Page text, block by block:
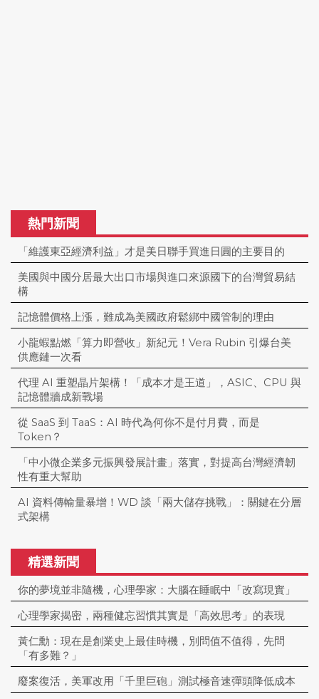
熱門新聞
「維護東亞經濟利益」才是美日聯手買進日圓的主要目的
美國與中國分居最大出口市場與進口來源國下的台灣貿易結
構
記憶體價格上漲，難成為美國政府鬆綁中國管制的理由
小龍蝦點燃「算力即營收」新紀元！Vera Rubin 引爆台美
供應鏈一次看
代理 AI 重塑晶片架構！「成本才是王道」，ASIC、CPU 與
記憶體牆成新戰場
從 SaaS 到 TaaS：AI 時代為何你不是付月費，而是
Token？
「中小微企業多元振興發展計畫」落實，對提高台灣經濟韌
性有重大幫助
AI 資料傳輸量暴增！WD 談「兩大儲存挑戰」：關鍵在分層
式架構
精選新聞
你的夢境並非隨機，心理學家：大腦在睡眠中「改寫現實」
心理學家揭密，兩種健忘習慣其實是「高效思考」的表現
黃仁勳：現在是創業史上最佳時機，別問值不值得，先問
「有多難？」
廢案復活，美軍改用「千里巨砲」測試極音速彈頭降低成本